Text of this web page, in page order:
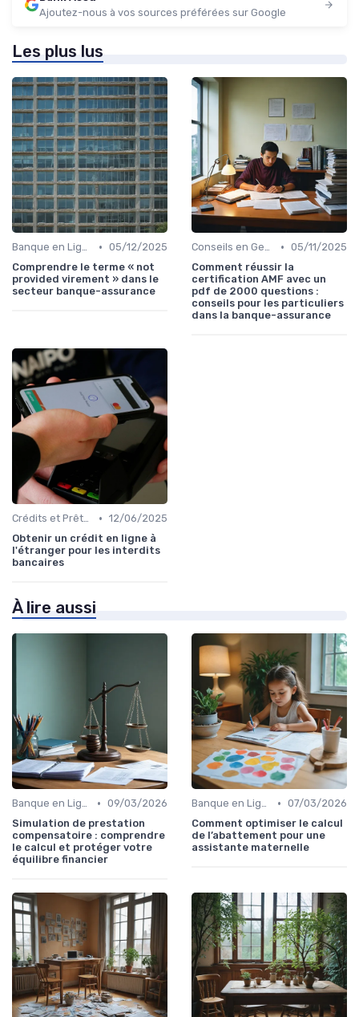
Ajoutez-nous à vos sources préférées sur Google
Les plus lus
Banque en Ligne et Mobile • 05/12/2025
Comprendre le terme « not
provided virement » dans le
secteur banque-assurance
Conseils en Gestion de Patrimoine • 05/11/2025
Comment réussir la
certification AMF avec un
pdf de 2000 questions :
conseils pour les particuliers
dans la banque-assurance
Crédits et Prêts Personnels • 12/06/2025
Obtenir un crédit en ligne à
l'étranger pour les interdits
bancaires
À lire aussi
Banque en Ligne et Mobile • 09/03/2026
Simulation de prestation
compensatoire : comprendre
le calcul et protéger votre
équilibre financier
Banque en Ligne et Mobile • 07/03/2026
Comment optimiser le calcul
de l’abattement pour une
assistante maternelle